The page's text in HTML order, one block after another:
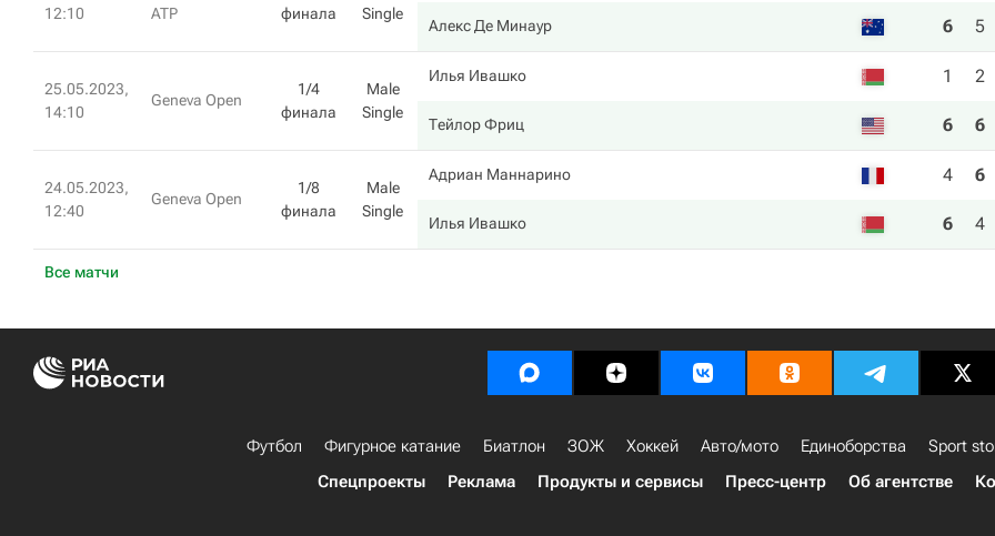
Все матчи
12:10
ATP
финала
Single
Алекс Де Минаур 6 5
25.05.2023,
14:10
Geneva Open
1/4
финала
Male
Single
Илья Ивашко 1 2
Тейлор Фриц 6 6
24.05.2023,
12:40
Geneva Open
1/8
финала
Male
Single
Адриан Маннарино 4 6
Илья Ивашко 6 4
Футбол Фигурное катание Биатлон ЗОЖ Хоккей Авто/мото Единоборства Sport
Спецпроекты
Реклама Продукты и сервисы Пресс-центр Об агентстве